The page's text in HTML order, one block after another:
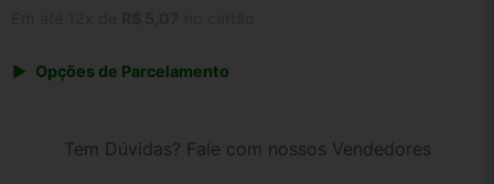
Opções de Parcelamento
Tem Dúvidas? Fale com nossos Vendedores